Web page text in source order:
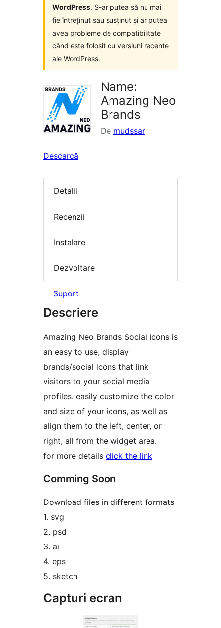
WordPress. S-ar putea să nu mai
fie întreținut sau susținut și ar putea
avea probleme de compatibilitate
când este folosit cu versiuni recente
ale WordPress.
Name:
Amazing Neo
Brands
De mudssar
Descarcă
Detalii
Recenzii
Instalare
Dezvoltare
Suport
Descriere
Amazing Neo Brands Social Icons is
an easy to use, display
brands/social icons that link
visitors to your social media
profiles. easily customize the color
and size of your icons, as well as
align them to the left, center, or
right, all from the widget area.
for more details click the link
Comming Soon
Download files in different formats
1. svg
2. psd
3. ai
4. eps
5. sketch
Capturi ecran